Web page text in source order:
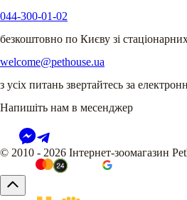
044-300-01-02
безкоштовно по Києву зі
welcome@pethouse.ua
з усіх питань звертайтесь за
Напишіть нам в месенджер
© 2010 - 2026 Інтернет-зоомагазин